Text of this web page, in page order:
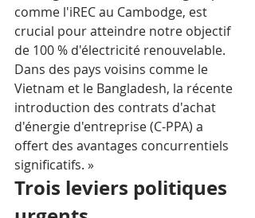
comme l'iREC au Cambodge, est
crucial pour atteindre notre objectif
de 100 % d'électricité renouvelable.
Dans des pays voisins comme le
Vietnam et le Bangladesh, la récente
introduction des contrats d'achat
d'énergie d'entreprise (C-PPA) a
offert des avantages concurrentiels
significatifs. »
Trois leviers politiques